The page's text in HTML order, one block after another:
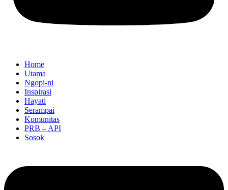
Home
Utama
Ngopi-ni
Inspirasi
Hayati
Serampai
Komunitas
PRB – API
Sosok